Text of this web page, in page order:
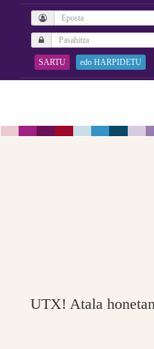
SARTU edo HARPIDETU
UTX! Atala